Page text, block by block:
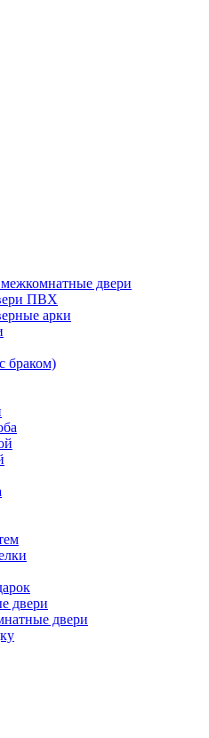
двери
ПВХ
арки
браком)
двери
двери